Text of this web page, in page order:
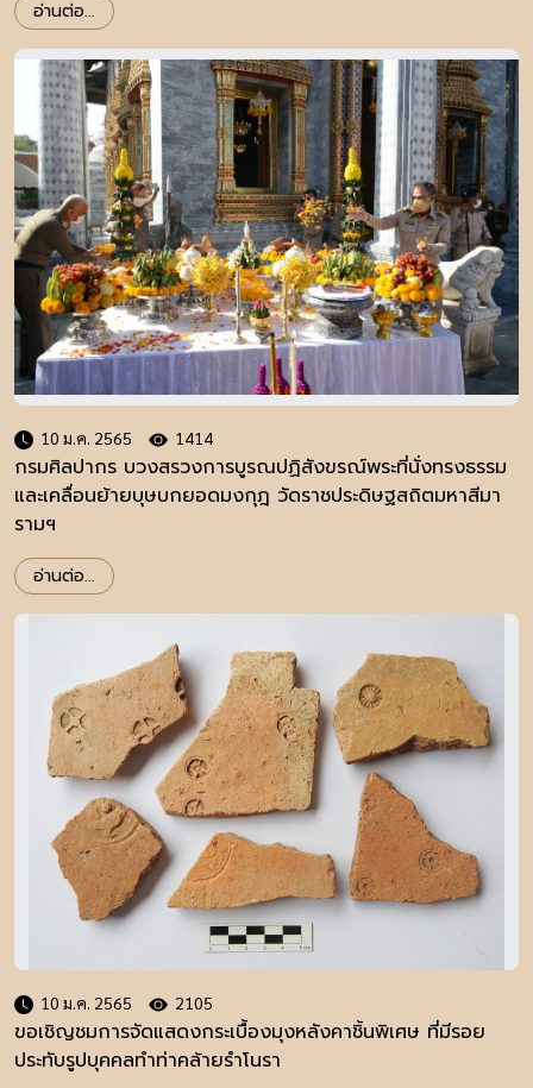
อ่านต่อ...
10 ม.ค. 2565 1414
กรมศิลปากร บวงสรวงการบูรณปฏิสังขรณ์พระที่นั่งทรงธรรม
และเคลื่อนย้ายบุษบกยอดมงกุฎ วัดราชประดิษฐสถิตมหาสีมา
รามฯ
อ่านต่อ...
10 ม.ค. 2565 2105
ขอเชิญชมการจัดแสดงกระเบื้องมุงหลังคาชิ้นพิเศษ ที่มีรอย
ประทับรูปบุคคลทำท่าคล้ายรำโนรา